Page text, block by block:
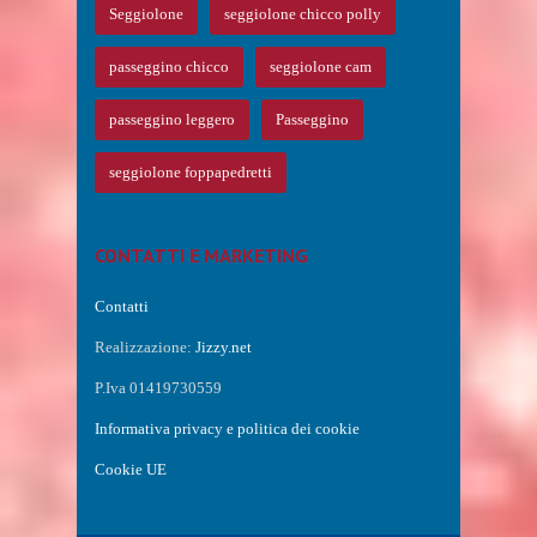
Seggiolone seggiolone chicco polly
passeggino chicco seggiolone cam
passeggino leggero Passeggino
seggiolone foppapedretti
CONTATTI E MARKETING
Contatti
Realizzazione: Jizzy.net
P.Iva 01419730559
Informativa privacy e politica dei cookie
Cookie UE